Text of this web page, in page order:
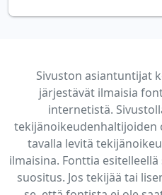
Sivuston asiantuntijat
järjestävät ilmaisia
internetistä.
tekijänoikeudenhaltijoiden
tavalla levitä
ilmaisina. Fonttia
suositus. Jos tekijää tai